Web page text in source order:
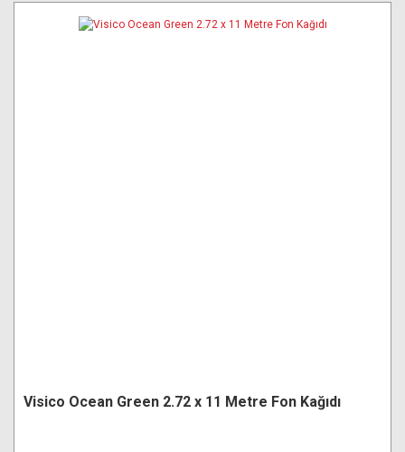
Visico Ocean Green 2.72 x 11 Metre Fon Kağıdı